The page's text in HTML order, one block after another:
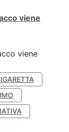
viene
viene